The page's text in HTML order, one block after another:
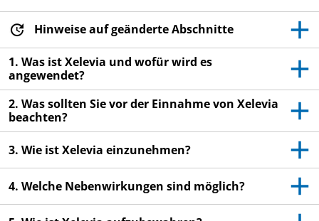
Wenn Sie weitere Fragen haben, wenden Sie sich
an Ihren Arzt, Apotheker oder das medizinische
Fachpersonal.
Dieses Arzneimittel wurde Ihnen persönlich
verschrieben. Geben Sie es nicht an Dritte weiter.
Es kann anderen Menschen schaden, auch wenn
diese die gleichen Beschwerden haben wie Sie.
Wenn Sie Nebenwirkungen bemerken, wenden Sie
sich an Ihren Arzt, Apotheker oder das
medizinische Fachpersonal. Dies gilt auch für
Nebenwirkungen, die nicht in dieser
Packungsbeilage angegeben sind. Siehe Abschnitt
Hinweise auf geänderte Abschnitte
1. Was ist Xelevia und wofür wird es
angewendet?
2. Was sollten Sie vor der Einnahme von Xelevia
beachten?
3. Wie ist Xelevia einzunehmen?
4. Welche Nebenwirkungen sind möglich?